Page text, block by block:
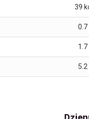
39
0.7
1.7
5.2